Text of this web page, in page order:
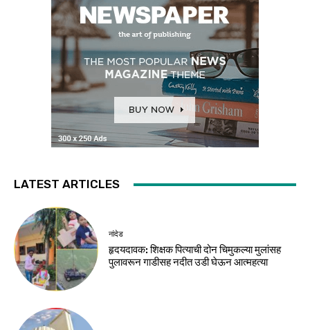
LATEST ARTICLES
नांदेड
हृदयदावक: शिक्षक पित्याची दोन चिमुकल्या मुलांसह
पुलावरून गाडीसह नदीत उडी घेऊन आत्महत्या